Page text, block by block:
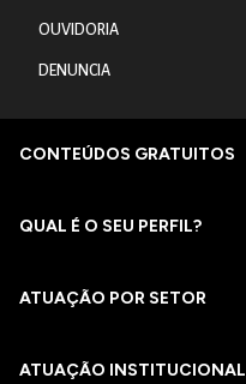
OUVIDORIA
DENUNCIA
CONTEÚDOS GRATUITOS
QUAL É O SEU PERFIL?
ATUAÇÃO POR SETOR
ATUAÇÃO INSTITUCIONAL